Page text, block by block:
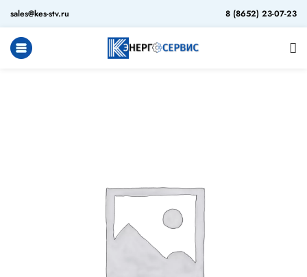
sales@kes-stv.ru 8 (8652) 23-07-23